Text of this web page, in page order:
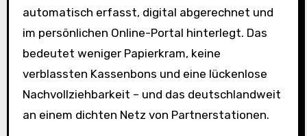
automatisch erfasst, digital abgerechnet und
im persönlichen Online-Portal hinterlegt. Das
bedeutet weniger Papierkram, keine
verblassten Kassenbons und eine lückenlose
Nachvollziehbarkeit – und das deutschlandweit
an einem dichten Netz von Partnerstationen.